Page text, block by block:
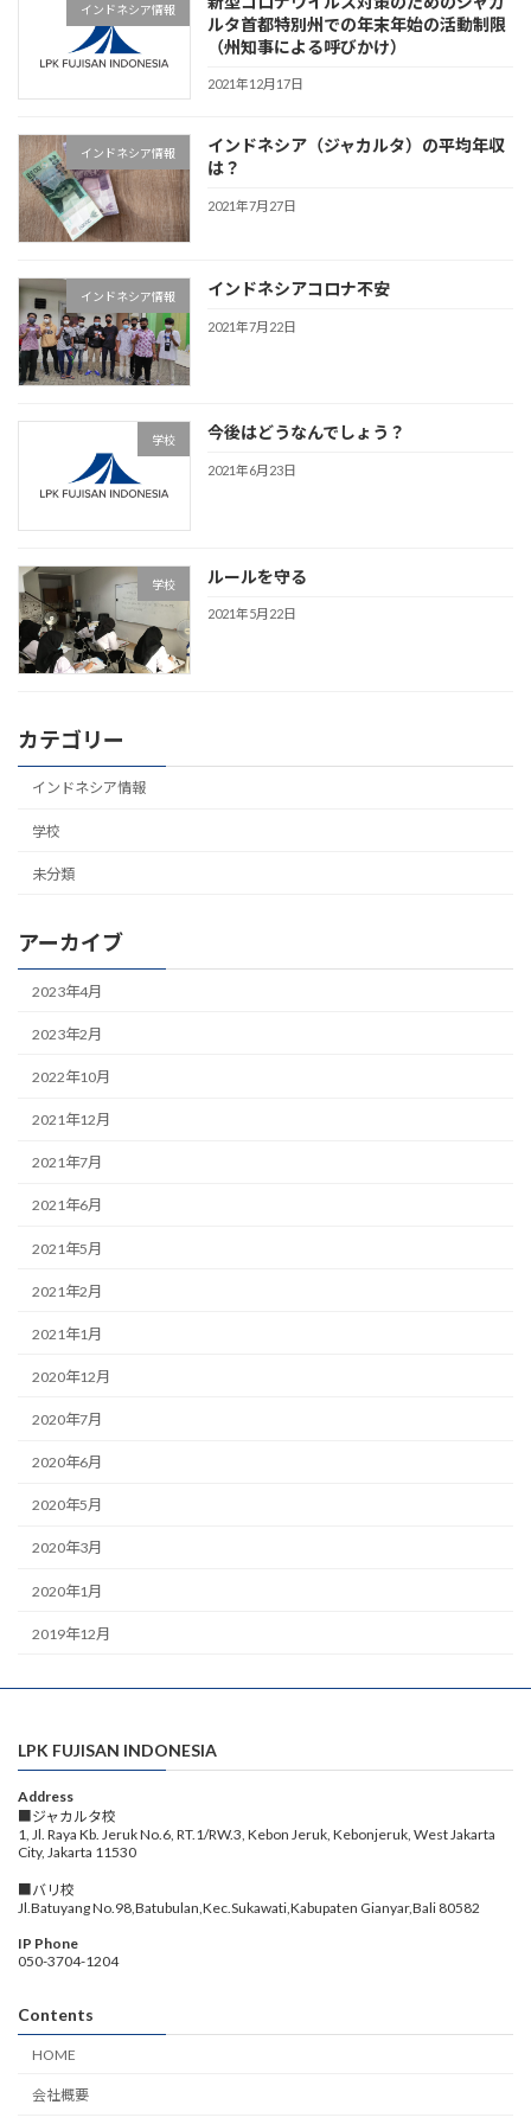
インドネシア情報
ルタ首都特別州での年末年始の活動制限
（州知事による呼びかけ）
2021年12月17日
インドネシア情報
インドネシア（ジャカルタ）の平均年収
は？
2021年7月27日
インドネシア情報 インドネシアコロナ不安
2021年7月22日
学校 今後はどうなんでしょう？
2021年6月23日
学校 ルールを守る
2021年5月22日
カテゴリー
インドネシア情報
学校
未分類
アーカイブ
2023年4月
2023年2月
2022年10月
2021年12月
2021年7月
2021年6月
2021年5月
2021年2月
2021年1月
2020年12月
2020年7月
2020年6月
2020年5月
2020年3月
2020年1月
2019年12月
LPK FUJISAN INDONESIA
Address
■ジャカルタ校
1, Jl. Raya Kb. Jeruk No.6, RT.1/RW.3, Kebon Jeruk, Kebonjeruk, West Jakarta
City, Jakarta 11530
■バリ校
Jl.Batuyang No.98,Batubulan,Kec.Sukawati,Kabupaten Gianyar,Bali 80582
IP Phone
050-3704-1204
Contents
HOME
会社概要